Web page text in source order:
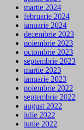
martie 2024
februarie 2024
ianuarie 2024
decembrie 2023
noiembrie 2023
octombrie 2023
septembrie 2023
martie 2023
ianuarie 2023
noiembrie 2022
septembrie 2022
august 2022
iulie 2022
iunie 2022